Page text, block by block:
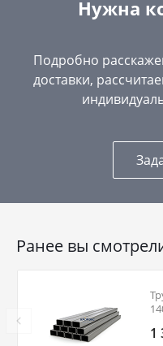
Нужна
Подробно
доставки,
Ранее вы
1